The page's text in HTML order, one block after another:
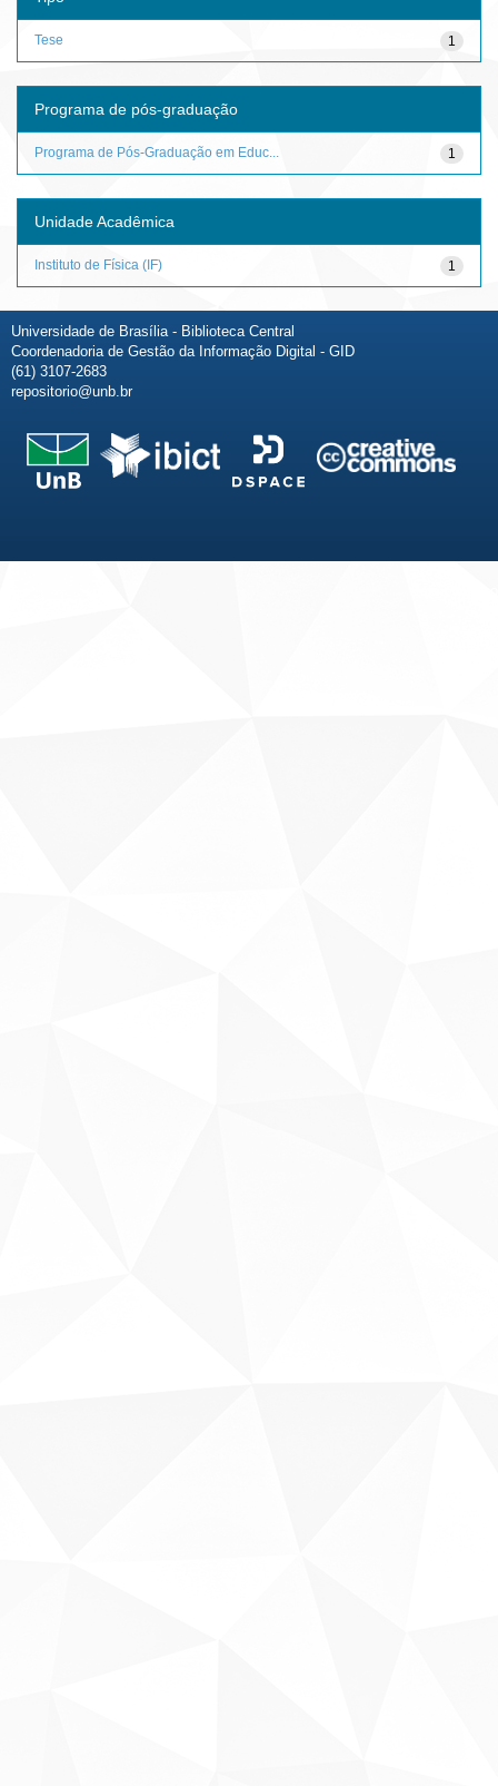
1
Tese
Programa de pós-graduação
1
Programa de Pós-Graduação em Educ...
Unidade Acadêmica
1
Instituto de Física (IF)
Universidade de Brasília - Biblioteca Central
Coordenadoria de Gestão da Informação Digital - GID
(61) 3107-2683
repositorio@unb.br